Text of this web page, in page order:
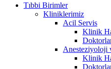
Tıbbi Birimler
Kliniklerimiz
Acil Servis
Klinik
Anesteziyoloji
Klinik